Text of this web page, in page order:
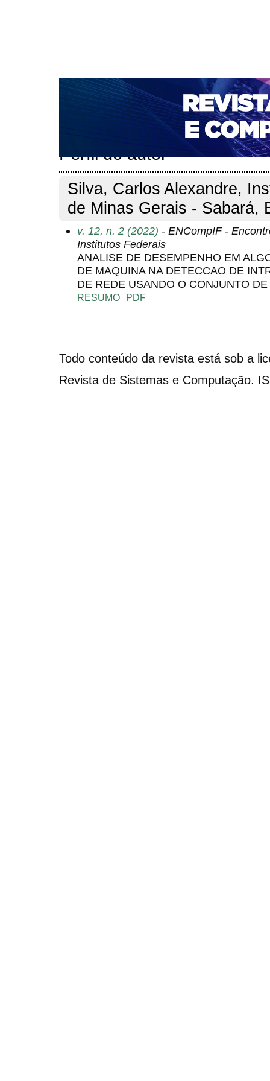
CAPA SOBRE ACESSO CADASTRO
NOTÍCIAS
PORTAL DE REVISTAS DA UNIFACS
PARA AVALIADORES
NOVA SUBMISSÃO
Perfil do autor
Silva, Carlos Alexandre,
de Minas Gerais - Sabará,
v. 12, n. 2 (2022) - ENCompIF -
Institutos Federais
ANALISE DE DESEMPENHO EM
DE MAQUINA NA DETECCAO DE
DE REDE USANDO O CONJUNTO
RESUMO PDF
Todo conteúdo da revista está sob a
Revista de Sistemas e Computação.